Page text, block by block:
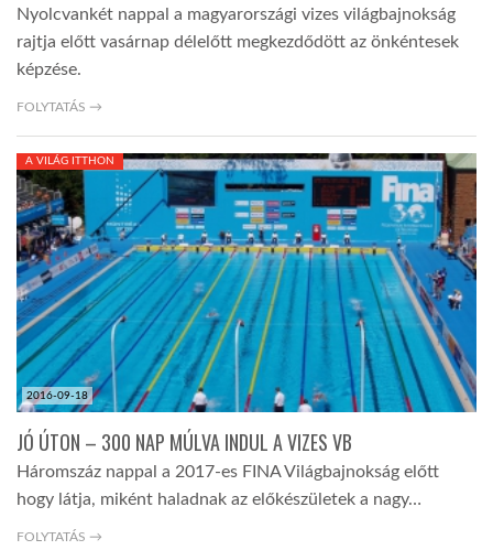
LINKTR.EE
GLOBOZSARU
DOBRAVERO.HU
LATIMO.HU
GLOBOBOOK
Nyolcvankét nappal a magyarországi vizes világbajnokság
rajtja előtt vasárnap délelőtt megkezdődött az önkéntesek
képzése.
FOLYTATÁS →
2016-09-18
A VILÁG ITTHON
JÓ ÚTON – 300 NAP MÚLVA INDUL A VIZES VB
Háromszáz nappal a 2017-es FINA Világbajnokság előtt
hogy látja, miként haladnak az előkészületek a nagy…
FOLYTATÁS →